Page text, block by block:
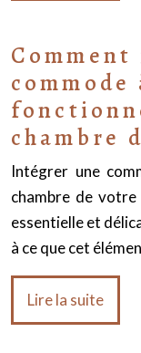
commode
chambre
Intégrer une
chambre de
essentielle et
à ce que cet
Lire la suite